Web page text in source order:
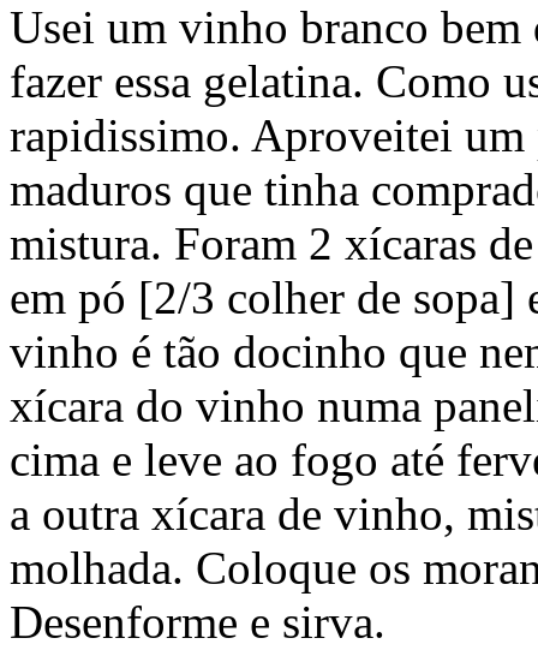
Usei um vinho branco
fazer essa gelatina. Como
rapidissimo. Aproveitei
maduros que tinha
mistura. Foram 2 xícaras
em pó [2/3 colher de sopa]
vinho é tão docinho que
xícara do vinho numa
cima e leve ao fogo até
a outra xícara de vinho,
molhada. Coloque os
Desenforme e sirva.